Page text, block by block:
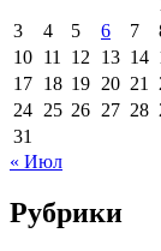
3
4 5 6 7
10 11 12 13 14
17 18 19 20 21
24 25 26 27 28
31
« Июл
Рубрики